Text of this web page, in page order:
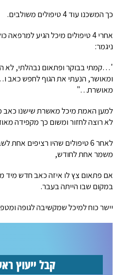
כך המשכנו עוד 4 טיפולים משולבים.
אחרי 4 טיפולים מיכל הגיע
ניגמר:
"…קמתי בבוקר ופתאום נבהלתי, לא
ומאושר, הנעתי את הגוף לחפש כאב
מאושרת…"
למען האמת מיכל מאשרת שישנו כאב
לא רוצה לחזור ומשום כך מקפידה
לאחר 6 טיפולים שהיו רציפים
משמר אחת לחודש,
אם פתאום צץ לו איזה כאב חדש מיד
במקום שבו הייתה בעבר.
יישר כוח למיכל שמקשיבה לגופה
קבל ייעוץ